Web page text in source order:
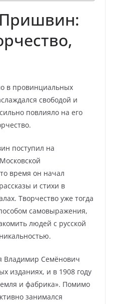
в провинциальных
свободой и
повлияло на его
поступил на
время он начал
и стихи в
Творчество уже тогда
самовыражения,
людей с русской
Владимир Семёнович
изданиях, и в 1908 году
и фабрика». Помимо
занимался